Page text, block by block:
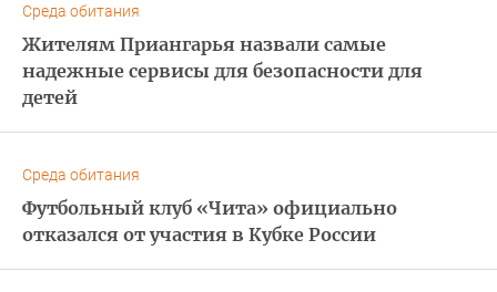
Среда обитания
Жителям Приангарья назвали самые
надежные сервисы для безопасности для
детей
Среда обитания
Футбольный клуб «Чита» официально
отказался от участия в Кубке России